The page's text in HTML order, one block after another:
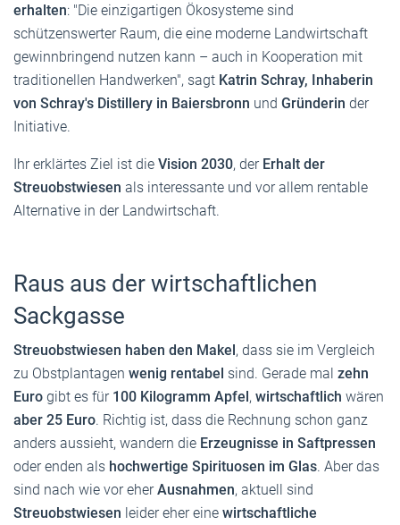
erhalten: "Die einzigartigen Ökosysteme sind
schützenswerter Raum, die eine moderne Landwirtschaft
gewinnbringend nutzen kann – auch in Kooperation mit
traditionellen Handwerken", sagt Katrin Schray, Inhaberin
von Schray's Distillery in Baiersbronn und Gründerin der
Initiative.
Ihr erklärtes Ziel ist die Vision 2030, der Erhalt der
Streuobstwiesen als interessante und vor allem rentable
Alternative in der Landwirtschaft.
Raus aus der wirtschaftlichen
Sackgasse
Streuobstwiesen haben den Makel, dass sie im Vergleich
zu Obstplantagen wenig rentabel sind. Gerade mal zehn
Euro gibt es für 100 Kilogramm Apfel, wirtschaftlich wären
aber 25 Euro. Richtig ist, dass die Rechnung schon ganz
anders aussieht, wandern die Erzeugnisse in Saftpressen
oder enden als hochwertige Spirituosen im Glas. Aber das
sind nach wie vor eherAusnahmen, aktuell sind
Streuobstwiesen leider eher eine wirtschaftliche